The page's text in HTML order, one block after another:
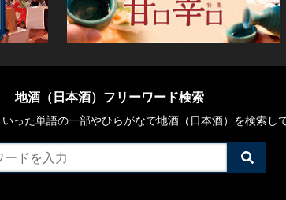
地酒（日本酒）フリーワード検索
いった単語の一部やひらがなで地酒（日本酒）を検索し
検
索